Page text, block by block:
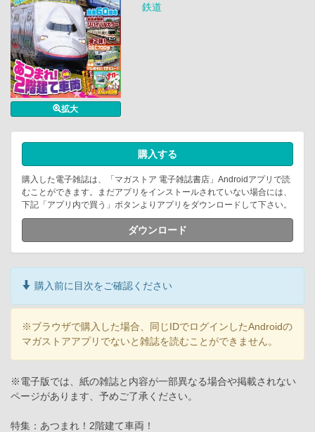
拡大
鉄道
購入する
購入した電子雑誌は、「マガストア 電子雑誌書店」Androidアプリで読
むことができます。まだアプリをインストールされていない場合には、
下記「アプリ内で買う」ボタンよりアプリをダウンロードして下さい。
ダウンロード
購入前に目次をご確認ください
※ブラウザで購入した場合、同じIDでログインしたAndroidの
マガストアアプリでないと雑誌を読むことができません。
※電子版では、紙の雑誌と内容が一部異なる場合や掲載されない
ページがあります、予めご了承ください。
特集：あつまれ！2階建て車両！